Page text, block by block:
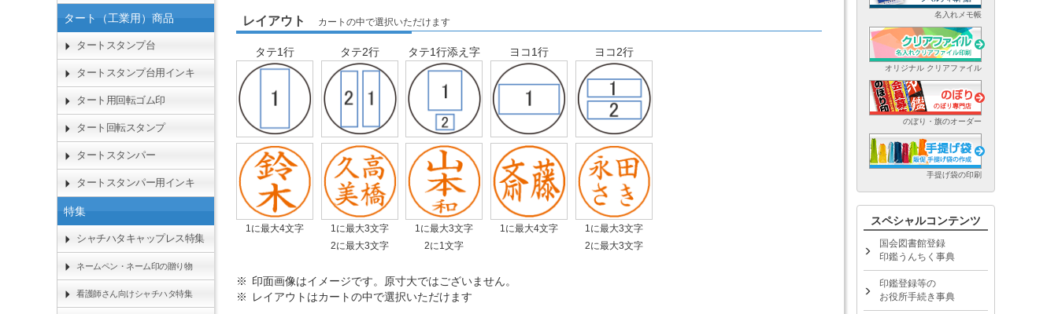
レイアウト カートの中で選択いただけます
タテ1行
1に最大4文字
タテ2行
1に最大3文字
2に最大3文字
タテ1行添え字
1に最大3文字
2に1文字
ヨコ1行
1に最大4文字
ヨコ2行
1に最大3文字
2に最大3文字
印面画像はイメージです。原寸大ではございません。
レイアウトはカートの中で選択いただけます
タート（工業用）商品
タートスタンプ台
タートスタンプ台用インキ
タート用回転ゴム印
タート回転スタンプ
タートスタンパー
タートスタンパー用インキ
特集
シャチハタキャップレス特集
ネームペン・ネーム印の贈り物
看護師さん向けシャチハタ特集
名入れメモ帳
オリジナル クリアファイル
のぼり・旗のオーダー
手提げ袋の印刷
スペシャルコンテンツ
国会図書館登録
印鑑うんちく事典
印鑑登録等の
お役所手続き事典